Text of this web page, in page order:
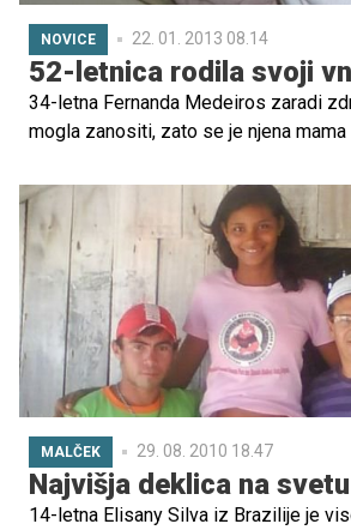
NOVICE 22. 01. 2013 08.14
52-letnica rodila svoji
34-letna Fernanda Medeiros zaradi
mogla zanositi, zato se je njena
hormonske tablete, da bo lahko
uspelo, kot nadomestna mati je s
dvojčici.
MALČEK 29. 08. 2010 18.47
Najvišja deklica na svetu
14-letna Elisany Silva iz Brazilije je